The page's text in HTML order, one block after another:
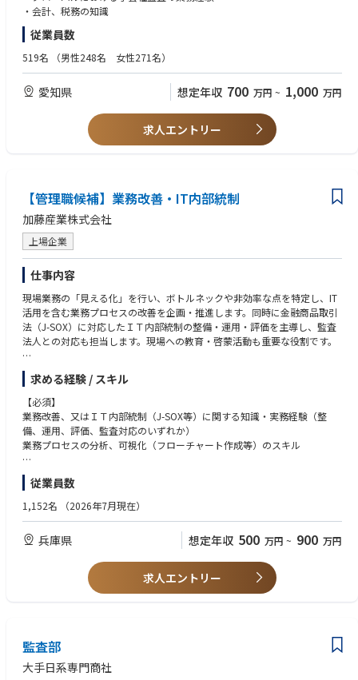
・会計、税務の知識
従業員数
519名 （男性248名 女性271名）
愛知県 想定年収 700 万円 ~ 1,000 万円
求人エントリー
【管理職候補】業務改善・IT内部統制
加藤産業株式会社
上場企業
仕事内容
現場業務の「見える化」を行い、ボトルネックや非効率な点を特定し、IT
活用を含む業務プロセスの改善を企画・推進します。同時に金融商品取引
法（J-SOX）に対応したＩＴ内部統制の整備・運用・評価を主導し、監査
法人との対応も担当します。現場への教育・啓蒙活動も重要な役割です。
【業務改善】
各部署の業務プロセスに関するヒアリング、現状分析（As-Is）
業務フロー図等の作成によるプロセスの可視化
課題特定、改善策の立案（システム化、ツール導入、手順変更等）
あるべき姿（To-Be）の設計、関係部署との合意形成
改善策の実行支援、効果測定、定着化フォロー
【ＩＴ内部統制（J-SOX対応）】
整備、見直し
リスクコントロールマトリクス（RCM）、業務記述書、フローチャートの
作成・更新
統制活動の運用状況モニタリング、有効性評価（自己点検）
内部監査部門や監査法人との連携、監査対応（資料提出、質疑応答）
【現場教育・啓蒙】
改善された業務プロセスやＩＴ統制に関する社内研修の企画・実施、啓蒙
ナンス・リスク管理領域の専門家としてのキャリアパスが考えられます。
業務とＩＴ、統制のバランスを取りながら会社全体の最適化に貢献できる
役割です。
求める経験 / スキル
【必須】
業務改善、又はＩＴ内部統制（J-SOX等）に関する知識・実務経験（整
備、運用、評価、監査対応のいずれか）
業務プロセスの分析、可視化（フローチャート作成等）のスキル
【任意】
卸売業または関連業界の業務知識
プロジェクトマネジメントの経験
情報セキュリティに関する知識・実務経験
システム開発・導入プロジェクトへの参画経験
従業員数
1,152名 （2026年7月現在）
兵庫県 想定年収 500 万円 ~ 900 万円
求人エントリー
監査部
大手日系専門商社